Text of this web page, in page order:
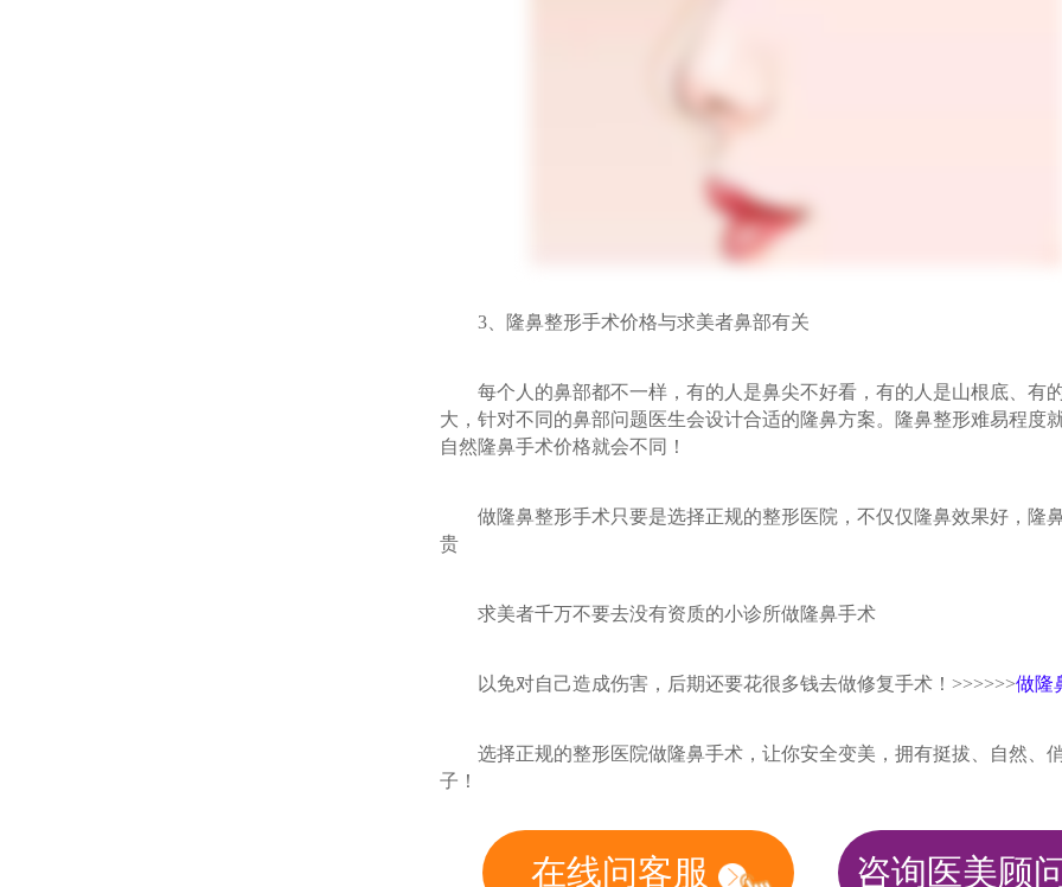
3、隆鼻整形手术价格与求美者鼻部有关
每个人的鼻部都不一样，有的人是鼻尖不好看，有的人是山根底、有
大，针对不同的鼻部问题医生会设计合适的隆鼻方案。隆鼻整形难易程度
自然隆鼻手术价格就会不同！
做隆鼻整形手术只要是选择正规的整形医院，不仅仅隆鼻效果好，隆
贵
求美者千万不要去没有资质的小诊所做隆鼻手术
以免对自己造成伤害，后期还要花很多钱去做修复手术！>>>>>>做隆
选择正规的整形医院做隆鼻手术，让你安全变美，拥有挺拔、自然、
子！
在线问客服 咨询医美顾